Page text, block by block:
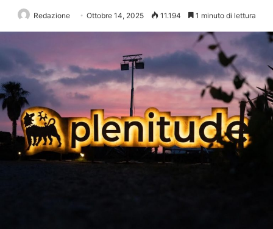
Redazione Ottobre 14, 2025 11.194 1 minuto di lettura